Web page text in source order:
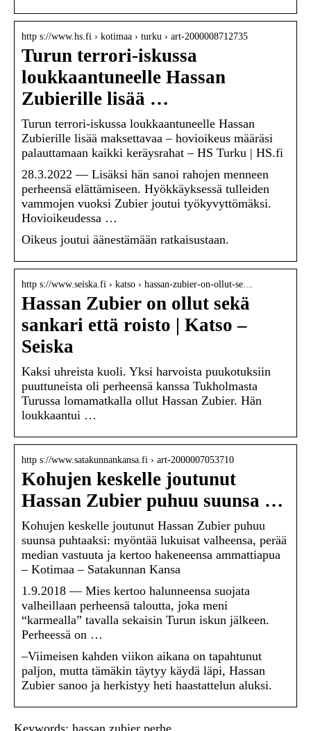
http s://www.hs.fi › kotimaa › turku › art-2000008712735
Turun terrori-iskussa
loukkaantuneelle Hassan
Zubierille lisää …
Turun terrori-iskussa loukkaantuneelle Hassan
Zubierille lisää maksettavaa – hovioikeus määräsi
palauttamaan kaikki keräysrahat – HS Turku | HS.fi
28.3.2022 — Lisäksi hän sanoi rahojen menneen
perheensä elättämiseen. Hyökkäyksessä tulleiden
vammojen vuoksi Zubier joutui työkyvyttömäksi.
Hovioikeudessa …
Oikeus joutui äänestämään ratkaisustaan.
http s://www.seiska.fi › katso › hassan-zubier-on-ollut-se…
Hassan Zubier on ollut sekä
sankari että roisto | Katso –
Seiska
Kaksi uhreista kuoli. Yksi harvoista puukotuksiin
puuttuneista oli perheensä kanssa Tukholmasta
Turussa lomamatkalla ollut Hassan Zubier. Hän
loukkaantui …
http s://www.satakunnankansa.fi › art-2000007053710
Kohujen keskelle joutunut
Hassan Zubier puhuu suunsa …
Kohujen keskelle joutunut Hassan Zubier puhuu
suunsa puhtaaksi: myöntää lukuisat valheensa, perää
median vastuuta ja kertoo hakeneensa ammattiapua
– Kotimaa – Satakunnan Kansa
1.9.2018 — Mies kertoo halunneensa suojata
valheillaan perheensä taloutta, joka meni
“karmealla” tavalla sekaisin Turun iskun jälkeen.
Perheessä on …
–Viimeisen kahden viikon aikana on tapahtunut
paljon, mutta tämäkin täytyy käydä läpi, Hassan
Zubier sanoo ja herkistyy heti haastattelun aluksi.